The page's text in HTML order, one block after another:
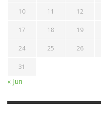
10 11 12
17 18 19
24 25 26
31
« Jun